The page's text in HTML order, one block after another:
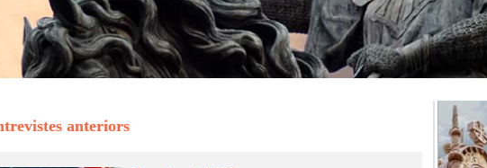
anteriors